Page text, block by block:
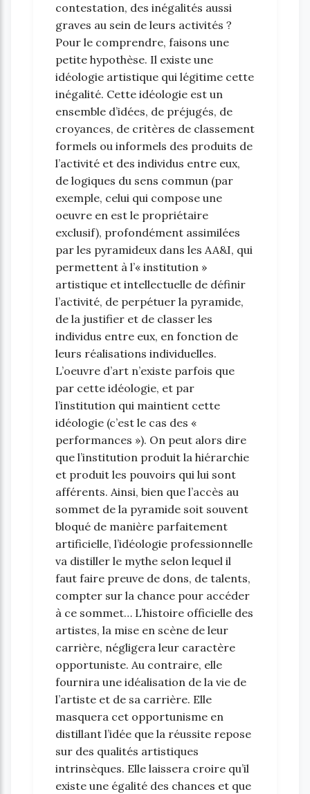
contestation, des inégalités aussi
graves au sein de leurs activités ?
Pour le comprendre, faisons une
petite hypothèse. Il existe une
idéologie artistique qui légitime cette
inégalité. Cette idéologie est un
ensemble d’idées, de préjugés, de
croyances, de critères de classement
formels ou informels des produits de
l’activité et des individus entre eux,
de logiques du sens commun (par
exemple, celui qui compose une
oeuvre en est le propriétaire
exclusif), profondément assimilées
par les pyramideux dans les AA&I, qui
permettent à l’« institution »
artistique et intellectuelle de définir
l’activité, de perpétuer la pyramide,
de la justifier et de classer les
individus entre eux, en fonction de
leurs réalisations individuelles.
L’oeuvre d’art n’existe parfois que
par cette idéologie, et par
l’institution qui maintient cette
idéologie (c’est le cas des «
performances »). On peut alors dire
que l’institution produit la hiérarchie
et produit les pouvoirs qui lui sont
afférents. Ainsi, bien que l’accès au
sommet de la pyramide soit souvent
bloqué de manière parfaitement
artificielle, l’idéologie professionnelle
va distiller le mythe selon lequel il
faut faire preuve de dons, de talents,
compter sur la chance pour accéder
à ce sommet… L’histoire officielle des
artistes, la mise en scène de leur
carrière, négligera leur caractère
opportuniste. Au contraire, elle
fournira une idéalisation de la vie de
l’artiste et de sa carrière. Elle
masquera cet opportunisme en
distillant l’idée que la réussite repose
sur des qualités artistiques
intrinsèques. Elle laissera croire qu’il
existe une égalité des chances et que